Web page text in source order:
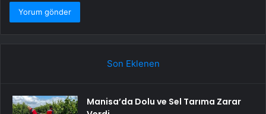
Son Eklenen
Manisa’da Dolu ve Sel Tarıma Zarar